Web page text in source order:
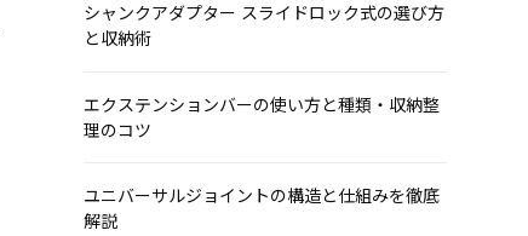
シャンクアダプター スライドロック式の選び方
と収納術
エクステンションバーの使い方と種類・収納整
理のコツ
ユニバーサルジョイントの構造と仕組みを徹底
解説